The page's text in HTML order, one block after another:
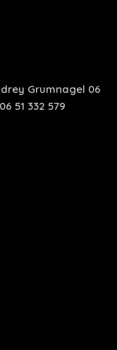
Grumnagel 06
51 332 579